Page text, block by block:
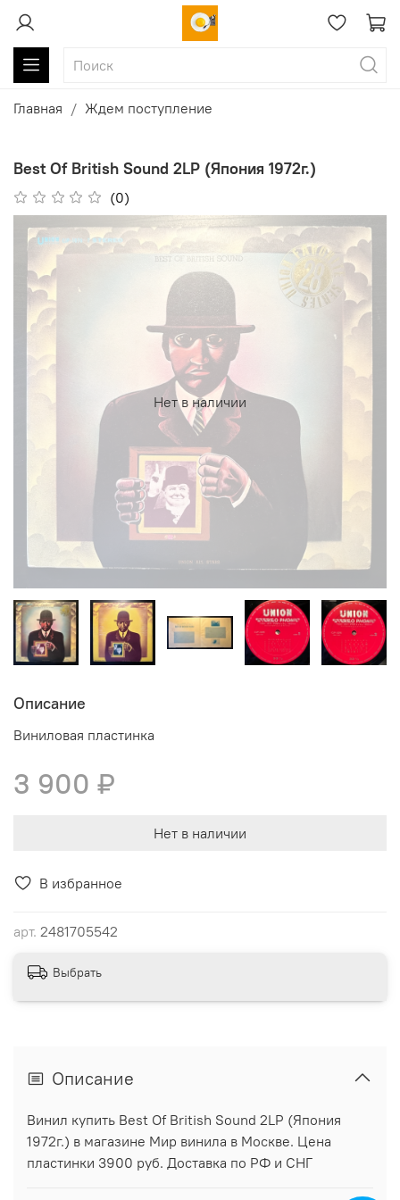
Главная Ждем поступление
Best Of British Sound 2LP (Япония 1972г.)
(0)
В избранное
арт. 2481705542
Нет в наличии
Описание
Виниловая пластинка
3 900 ₽
Нет в наличии
Выбрать
Описание
Винил купить Best Of British Sound 2LP (Япония
1972г.) в магазине Мир винила в Москве. Цена
пластинки 3900 руб. Доставка по РФ и СНГ